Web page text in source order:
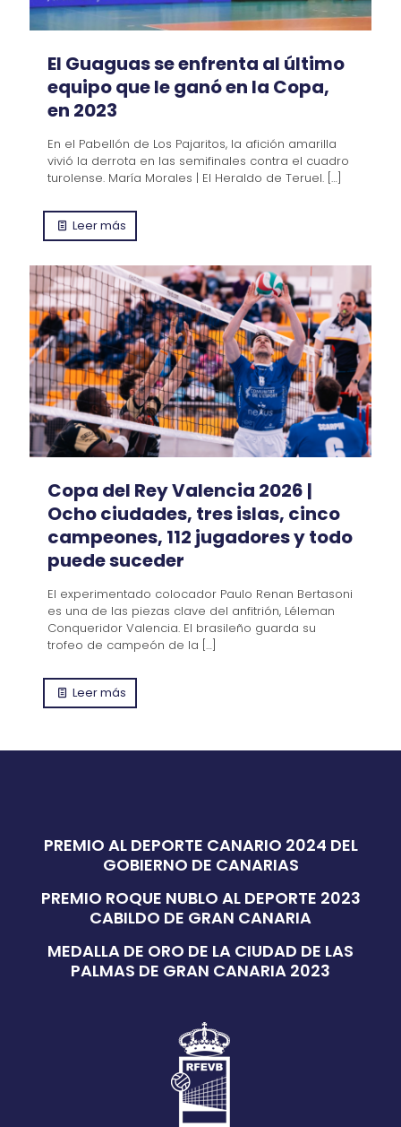
El Guaguas se enfrenta al último
equipo que le ganó en la Copa,
en 2023
En el Pabellón de Los Pajaritos, la afición amarilla
vivió la derrota en las semifinales contra el cuadro
turolense. María Morales | El Heraldo de Teruel. […]
Leer más
Copa del Rey Valencia 2026 |
Ocho ciudades, tres islas, cinco
campeones, 112 jugadores y todo
puede suceder
El experimentado colocador Paulo Renan Bertasoni
es una de las piezas clave del anfitrión, Léleman
Conqueridor Valencia. El brasileño guarda su
trofeo de campeón de la […]
Leer más
PREMIO AL DEPORTE CANARIO 2024 DEL
GOBIERNO DE CANARIAS
PREMIO ROQUE NUBLO AL DEPORTE 2023
CABILDO DE GRAN CANARIA
MEDALLA DE ORO DE LA CIUDAD DE LAS
PALMAS DE GRAN CANARIA 2023